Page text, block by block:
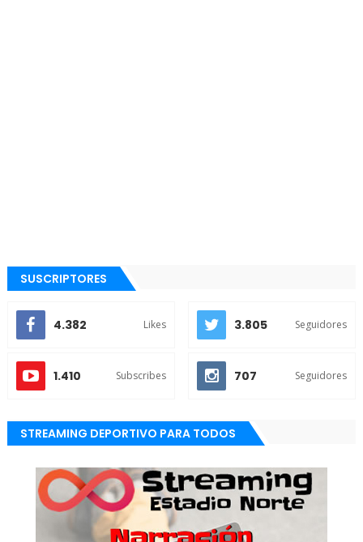
SUSCRIPTORES
4.382 Likes 3.805 Seguidores
1.410 Subscribes 707 Seguidores
STREAMING DEPORTIVO PARA TODOS